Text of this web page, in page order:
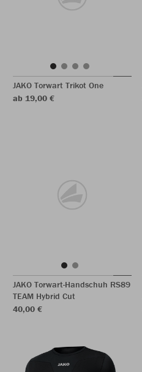
JAKO Torwart Trikot One
ab 19,00 €
JAKO Torwart-Handschuh RS89
TEAM Hybrid Cut
40,00 €